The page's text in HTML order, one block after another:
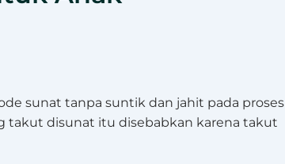
sunat tanpa suntik dan jahit pada proses
takut disunat itu disebabkan karena takut